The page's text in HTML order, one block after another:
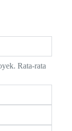
Rata-rata